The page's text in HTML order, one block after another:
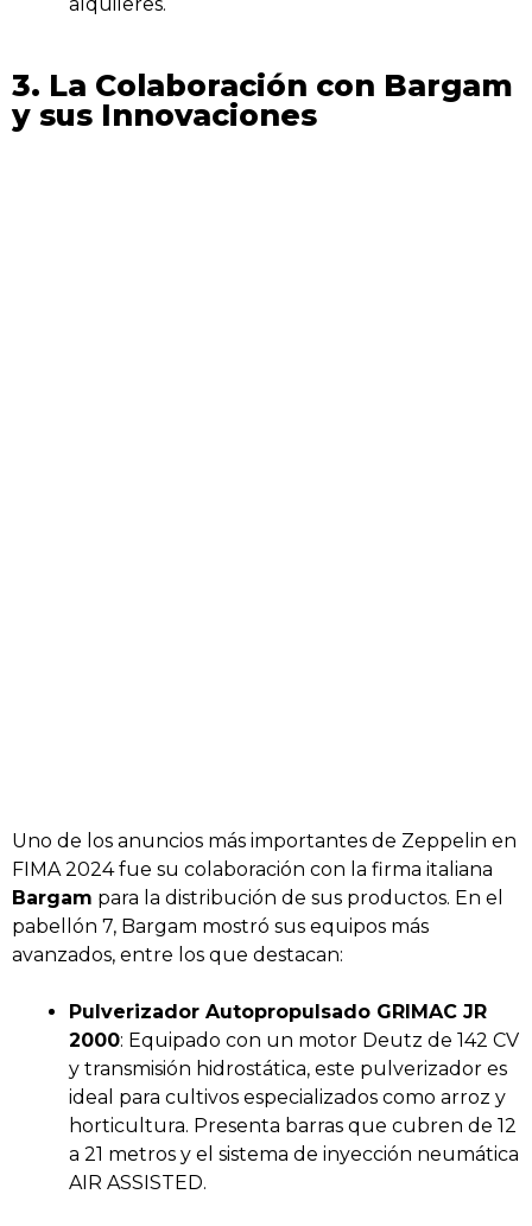
alquileres.
3. La Colaboración con Bargam
y sus Innovaciones
Uno de los anuncios más importantes de Zeppelin en
FIMA 2024 fue su colaboración con la firma italiana
Bargam para la distribución de sus productos. En el
pabellón 7, Bargam mostró sus equipos más
avanzados, entre los que destacan:
Pulverizador Autopropulsado GRIMAC JR
2000: Equipado con un motor Deutz de 142 CV
y transmisión hidrostática, este pulverizador es
ideal para cultivos especializados como arroz y
horticultura. Presenta barras que cubren de 12
a 21 metros y el sistema de inyección neumática
AIR ASSISTED.